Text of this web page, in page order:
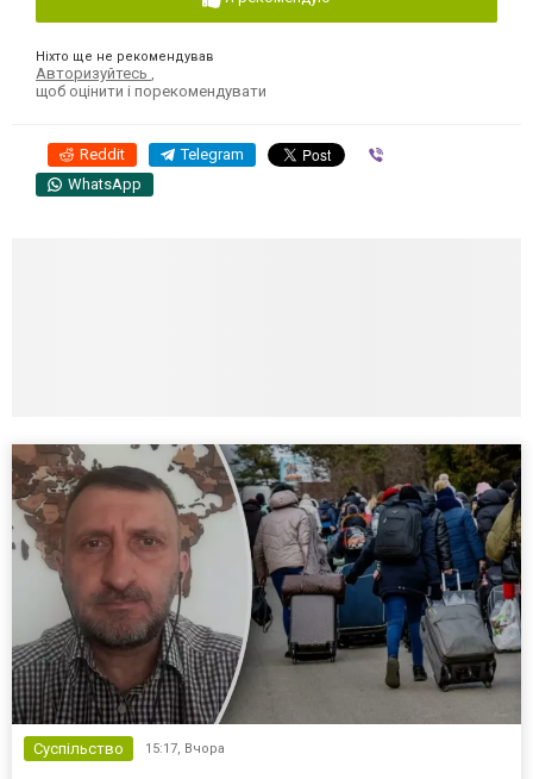
Ніхто ще не рекомендував
Авторизуйтесь
щоб оцінити і порекомендувати
Reddit Telegram
WhatsApp
Суспільство 15:17, Вчора